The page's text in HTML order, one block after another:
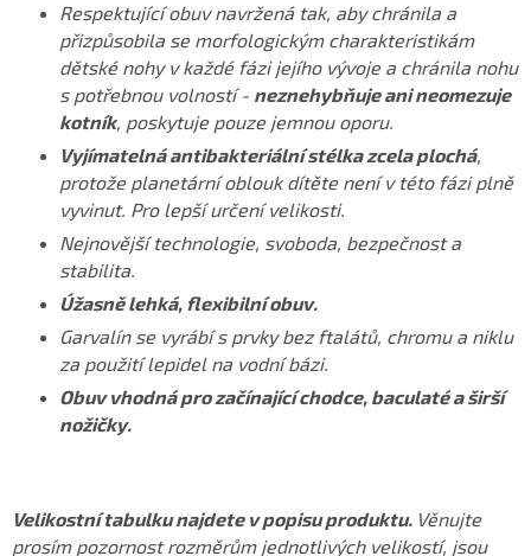
Respektující obuv navržená tak, aby chránila a
přizpůsobila se morfologickým charakteristikám
dětské nohy v každé fázi jejího vývoje a chránila nohu
s potřebnou volností - neznehybňuje ani neomezuje
kotník, poskytuje pouze jemnou oporu.
Vyjímatelná antibakteriální stélka zcela plochá,
protože planetární oblouk dítěte není v této fázi plně
vyvinut. Pro lepší určení velikosti.
Nejnovější technologie, svoboda, bezpečnost a
stabilita.
Úžasně lehká, flexibilní obuv.
Garvalín se vyrábí s prvky bez ftalátů, chromu a niklu
za použití lepidel na vodní bázi.
Obuv vhodná pro začínající chodce, baculaté a širší
nožičky.
Velikostní tabulku najdete v popisu produktu. Věnujte
prosím pozornost rozměrům jednotlivých velikostí, jsou